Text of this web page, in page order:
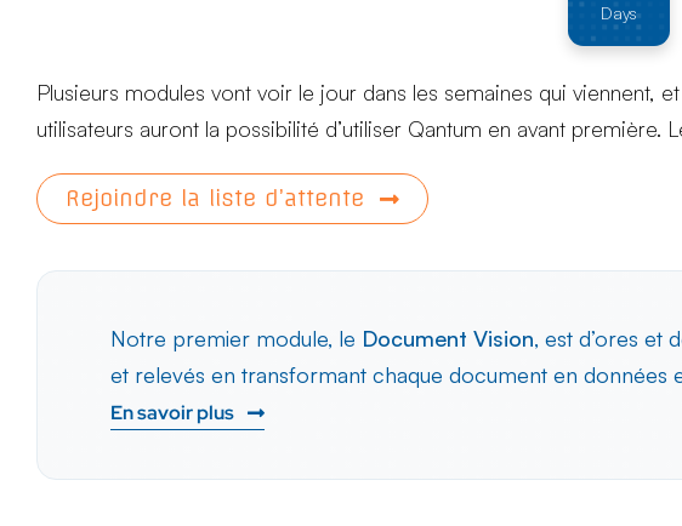
Days
Plusieurs modules vont voir le jour dans les semaines qui viennent,
utilisateurs auront la possibilité d’utiliser Qantum en avant première.
Rejoindre la liste d’attente
Notre premier module, le Document Vision, est d’ores et
et relevés en transformant chaque document en données
En savoir plus